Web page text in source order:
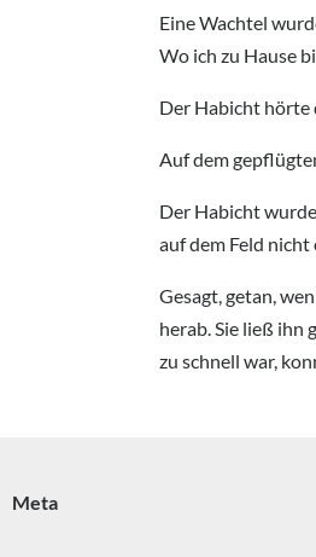
Eine Wachtel
Wo ich zu Hause
Der Habicht hörte
Auf dem
Der Habicht
auf dem Feld nicht
Gesagt, getan,
herab. Sie ließ ihn
zu schnell war,
Meta